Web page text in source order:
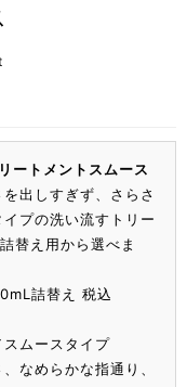
ートメントスムース
出しすぎず、さらさ
プの洗い流すトリー
替え用から選べま
詰替え 税込
ムースタイプ
なめらかな指通り、